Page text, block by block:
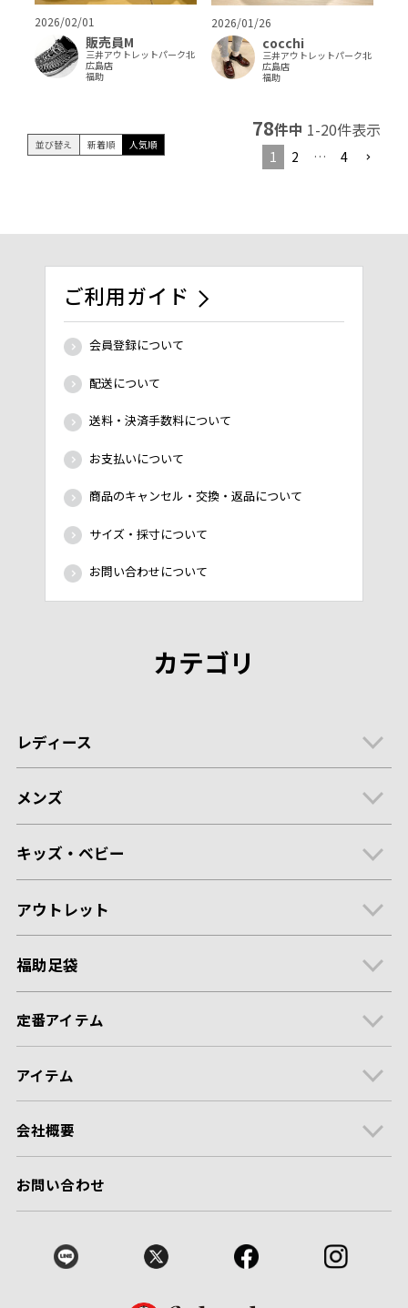
2026/02/01
販売員M
三井アウトレットパーク北
広島店
福助
2026/01/26
cocchi
三井アウトレットパーク北
広島店
福助
並び替え 新着順 人気順
78件中 1-20件表示
1 2 … 4
ご利用ガイド
会員登録について
配送について
送料・決済手数料について
お支払いについて
商品のキャンセル・交換・返品について
サイズ・採寸について
お問い合わせについて
カテゴリ
レディース
メンズ
キッズ・ベビー
アウトレット
福助足袋
定番アイテム
アイテム
会社概要
お問い合わせ